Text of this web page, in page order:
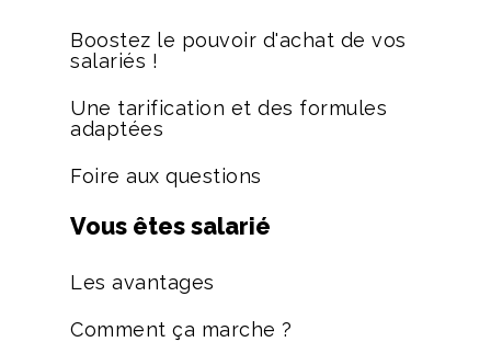
Boostez le pouvoir d'achat de vos
salariés !
Une tarification et des formules
adaptées
Foire aux questions
Vous êtes salarié
Les avantages
Comment ça marche ?